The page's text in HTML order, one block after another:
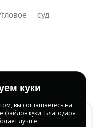
суд
куки
вы соглашаетесь на
файлов куки. Благодаря
лучше.